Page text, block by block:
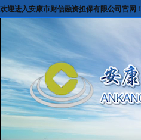
欢迎进入安康市财信融资担保有限公司官网！